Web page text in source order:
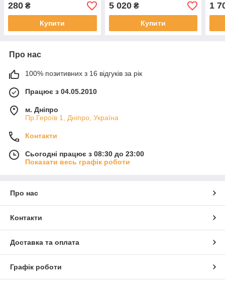
280 ₴
Купити
5 020₴
Купити
1
Про нас
100% позитивних з 16 відгуків за рік
Працює з 04.05.2010
м. Дніпро
Пр.Героїв 1, Дніпро, Україна
Контакти
Сьогодні працює з 08:30 до 23:00
Показати весь графік роботи
Про нас
Контакти
Доставка та оплата
Графік роботи